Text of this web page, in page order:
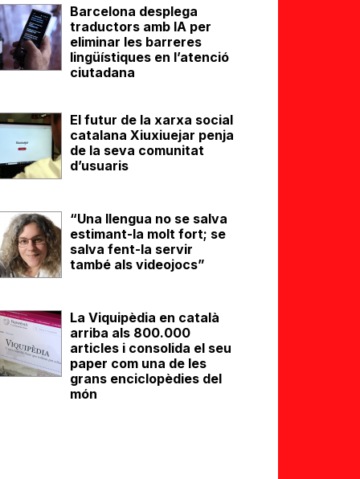
Barcelona desplega
traductors amb IA per
eliminar les barreres
lingüístiques en l’atenció
ciutadana
El futur de la xarxa social
catalana Xiuxiuejar penja
de la seva comunitat
d’usuaris
“Una llengua no se salva
estimant-la molt fort; se
salva fent-la servir
també als videojocs”
La Viquipèdia en català
arriba als 800.000
articles i consolida el seu
paper com una de les
grans enciclopèdies del
món